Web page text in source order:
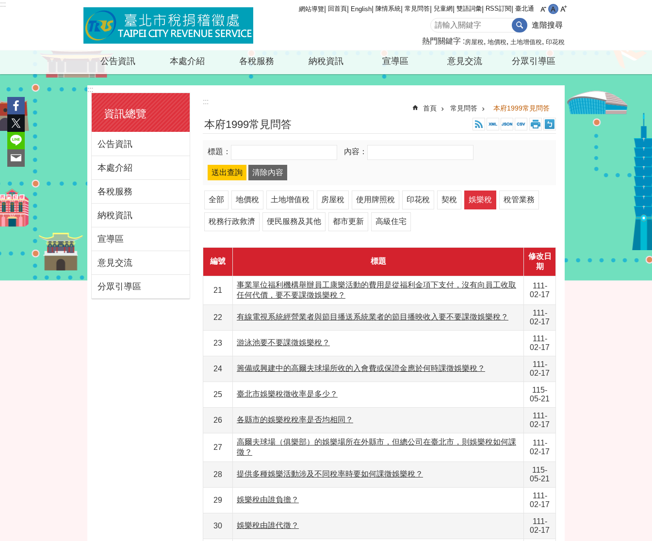
跳到主要內容區塊
:::
網站導覽 回首頁 English 陳情系統 常見問答 兒童網 雙語詞彙 RSS訂閱 臺北通
進階搜尋
熱門關鍵字
房屋稅 地價稅 土地增值稅 印花稅
公告資訊 本處介紹 各稅服務 納稅資訊 宣導區 意見交流 分眾引導區
:::
資訊總覽
公告資訊
本處介紹
各稅服務
納稅資訊
宣導區
意見交流
分眾引導區
:::
首頁 常見問答 本府1999常見問答
本府1999常見問答
標題： 內容：
全部 地價稅 土地增值稅 房屋稅 使用牌照稅 印花稅 契稅 娛樂稅 稅管業務
稅務行政救濟 便民服務及其他 都市更新 高級住宅
編號 標題
修改日
期
21
事業單位福利機構舉辦員工康樂活動的費用是從福利金項下支付，沒有向員工收取
任何代價，要不要課徵娛樂稅？
111-
02-17
22 有線電視系統經營業者與節目播送系統業者的節目播映收入要不要課徵娛樂稅？
111-
02-17
23 游泳池要不要課徵娛樂稅？
111-
02-17
24 籌備或興建中的高爾夫球場所收的入會費或保證金應於何時課徵娛樂稅？
111-
02-17
25 臺北市娛樂稅徵收率是多少？
115-
05-21
26 各縣市的娛樂稅稅率是否均相同？
111-
02-17
27
高爾夫球場（俱樂部）的娛樂場所在外縣市，但總公司在臺北市，則娛樂稅如何課
徵？
111-
02-17
28 提供多種娛樂活動涉及不同稅率時要如何課徵娛樂稅？
115-
05-21
29 娛樂稅由誰負擔？
111-
02-17
30 娛樂稅由誰代徵？
111-
02-17